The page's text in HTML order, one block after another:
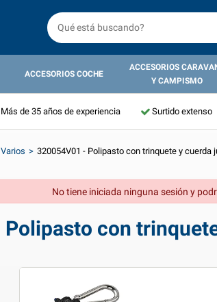
ACCESORIOS COCHE
ACCESORIOS
Y CAMPISMO
Más de 35 años de experiencia Surtido extenso
Varios 320054V01 - Polipasto con trinquete y cuerda
No tiene iniciada ninguna sesión y
Polipasto con